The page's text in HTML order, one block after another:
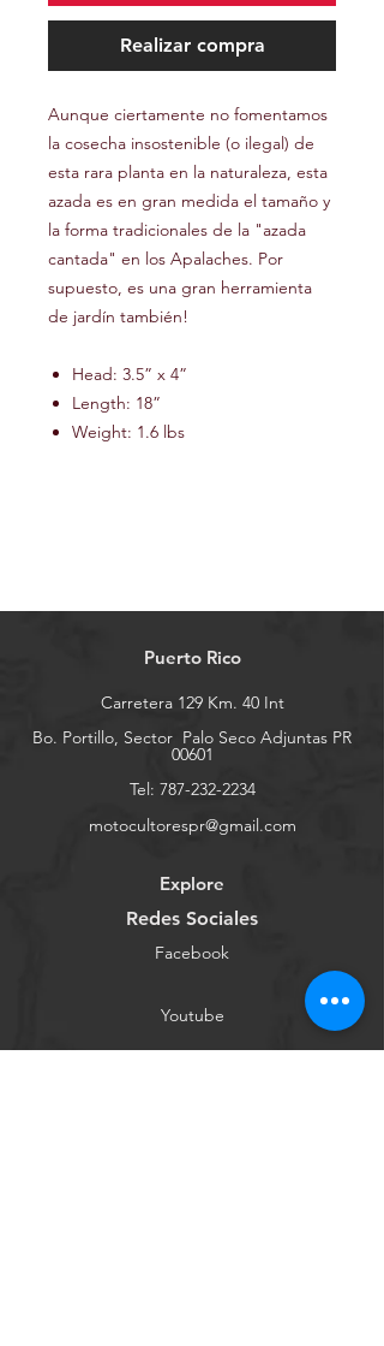
Realizar compra
Aunque ciertamente no fomentamos
la cosecha insostenible (o ilegal) de
esta rara planta en la naturaleza, esta
azada es en gran medida el tamaño y
la forma tradicionales de la "azada
cantada" en los Apalaches. Por
supuesto, es una gran herramienta
de jardín también!
Head: 3.5” x 4”
Length: 18”
Weight: 1.6 lbs
Puerto Rico
Carretera 129 Km. 40 Int
Bo. Portillo, Sector Palo Seco Adjuntas PR
00601
Tel: 787-232-2234
motocultorespr@gmail.com
Explore
Redes Sociales
Facebook
Youtube